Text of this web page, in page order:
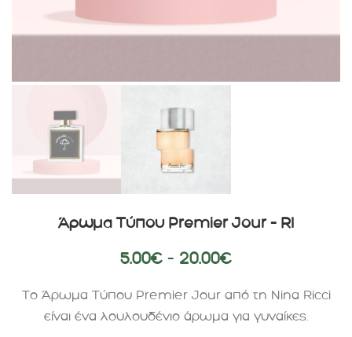
Άρωμα Τύπου Premier Jour – RI
5.00€ – 20.00€
Το Άρωμα Τύπου Premier Jour από τη Nina Ricci
είναι ένα λουλουδένιο άρωμα για γυναίκες.